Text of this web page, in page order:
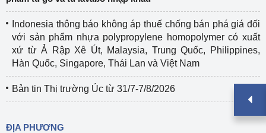
Indonesia thông báo không áp thuế chống bán phá giá đối
với sản phẩm nhựa polypropylene homopolymer có xuất
xứ từ Ả Rập Xê Út, Malaysia, Trung Quốc, Philippines,
Hàn Quốc, Singapore, Thái Lan và Việt Nam
Bản tin Thị trường Úc từ 31/7-7/8/2026
ĐỊA PHƯƠNG